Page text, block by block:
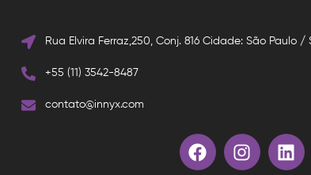
Rua Elvira Ferraz,250, Conj. 816 Cidade: São Paulo
+55 (11) 3542-8487
contato@innyx.com